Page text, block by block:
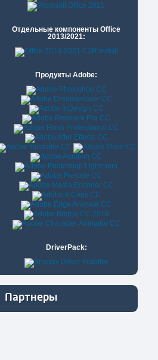
Отдельные компоненты Office
2013/2021:
Продукты Adobe:
DriverPack:
Партнеры